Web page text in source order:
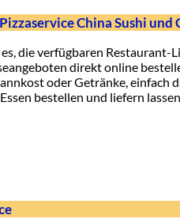
China Sushi und
die verfügbaren Restaurant-
direkt online
oder Getränke, einfach
bestellen und liefern